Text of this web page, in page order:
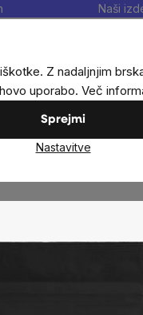
Z nadaljnjim
uporabo. Več
Sprejmi
Nastavitve
Naši
Išči
Prehranska
Zeleni čaji